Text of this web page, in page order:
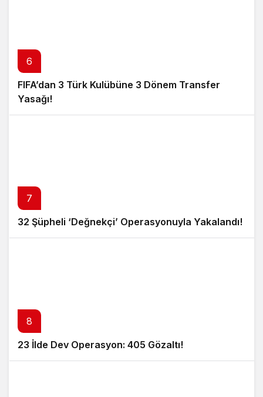
6
FIFA’dan 3 Türk Kulübüne 3 Dönem Transfer
Yasağı!
7
32 Şüpheli ‘Değnekçi’ Operasyonuyla Yakalandı!
8
23 İlde Dev Operasyon: 405 Gözaltı!